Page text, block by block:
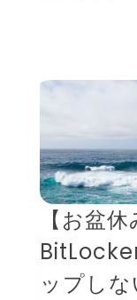
【お盆
ップし